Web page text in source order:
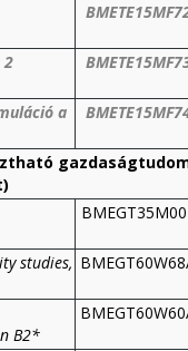
2
a
studies,
B2*